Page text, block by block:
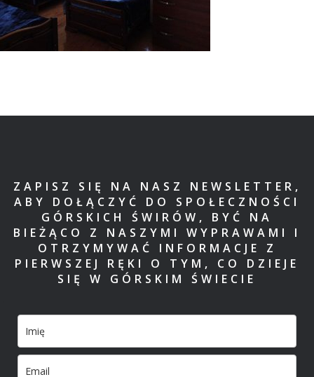
ZAPISZ SIĘ NA NASZ NEWSLETTER,
ABY DOŁĄCZYĆ DO SPOŁECZNOŚCI
GÓRSKICH ŚWIRÓW, BYĆ NA
BIEŻĄCO Z NASZYMI WYPRAWAMI I
OTRZYMYWAĆ INFORMACJE Z
PIERWSZEJ RĘKI O TYM, CO DZIEJE
SIĘ W GÓRSKIM ŚWIECIE